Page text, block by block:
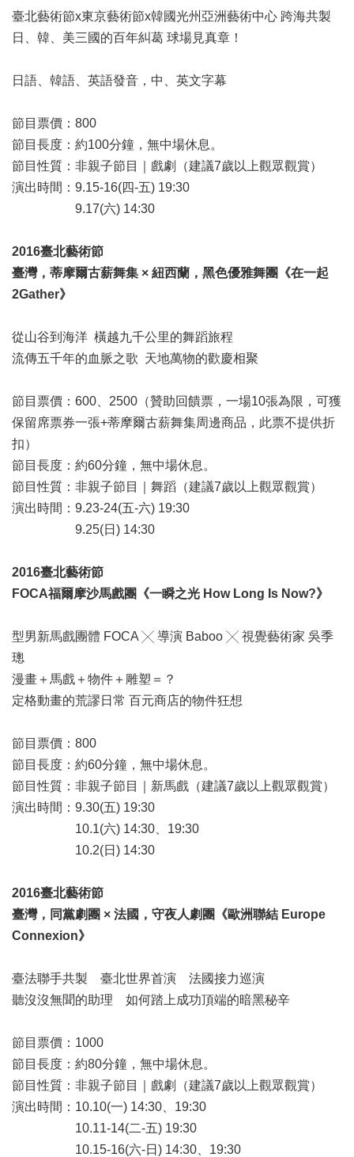
臺北藝術節x東京藝術節x韓國光州亞洲藝術中心 跨海共製
日、韓、美三國的百年糾葛 球場見真章！
日語、韓語、英語發音，中、英文字幕
節目票價：800
節目長度：約100分鐘，無中場休息。
節目性質：非親子節目｜戲劇（建議7歲以上觀眾觀賞）
演出時間：9.15-16(四-五) 19:30
9.17(六) 14:30
2016臺北藝術節
臺灣，蒂摩爾古薪舞集 × 紐西蘭，黑色優雅舞團《在一起
2Gather》
從山谷到海洋 橫越九千公里的舞蹈旅程
流傳五千年的血脈之歌 天地萬物的歡慶相聚
節目票價：600、2500（贊助回饋票，一場10張為限，可獲
保留席票券一張+蒂摩爾古薪舞集周邊商品，此票不提供折
扣）
節目長度：約60分鐘，無中場休息。
節目性質：非親子節目｜舞蹈（建議7歲以上觀眾觀賞）
演出時間：9.23-24(五-六) 19:30
9.25(日) 14:30
2016臺北藝術節
FOCA福爾摩沙馬戲團《一瞬之光 How Long Is Now?》
型男新馬戲團體 FOCA ╳ 導演 Baboo ╳ 視覺藝術家 吳季
璁
漫畫＋馬戲＋物件＋雕塑＝？
定格動畫的荒謬日常 百元商店的物件狂想
節目票價：800
節目長度：約60分鐘，無中場休息。
節目性質：非親子節目｜新馬戲（建議7歲以上觀眾觀賞）
演出時間：9.30(五) 19:30
10.1(六) 14:30、19:30
10.2(日) 14:30
2016臺北藝術節
臺灣，同黨劇團 × 法國，守夜人劇團《歐洲聯結 Europe
Connexion》
臺法聯手共製 臺北世界首演 法國接力巡演
聽沒沒無聞的助理 如何踏上成功頂端的暗黑秘辛
節目票價：1000
節目長度：約80分鐘，無中場休息。
節目性質：非親子節目｜戲劇（建議7歲以上觀眾觀賞）
演出時間：10.10(一) 14:30、19:30
10.11-14(二-五) 19:30
10.15-16(六-日) 14:30、19:30